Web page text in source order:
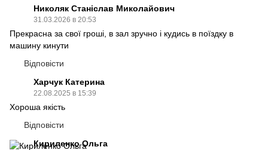
Николяк Станіслав Миколайович
31.03.2026 в 20:53
Прекрасна за свої гроші, в зал зручно і кудись в поїздку в
машину кинути
Відповісти
Харчук Катерина
22.08.2025 в 15:39
Хороша якість
Відповісти
Кириленко Ольга